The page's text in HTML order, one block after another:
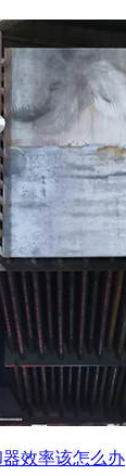
效率该怎么办